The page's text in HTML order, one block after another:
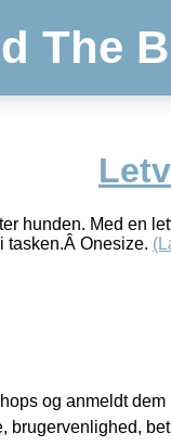
The
hunden. Med en
tasken.Â Onesize.
og anmeldt dem
brugervenlighed,